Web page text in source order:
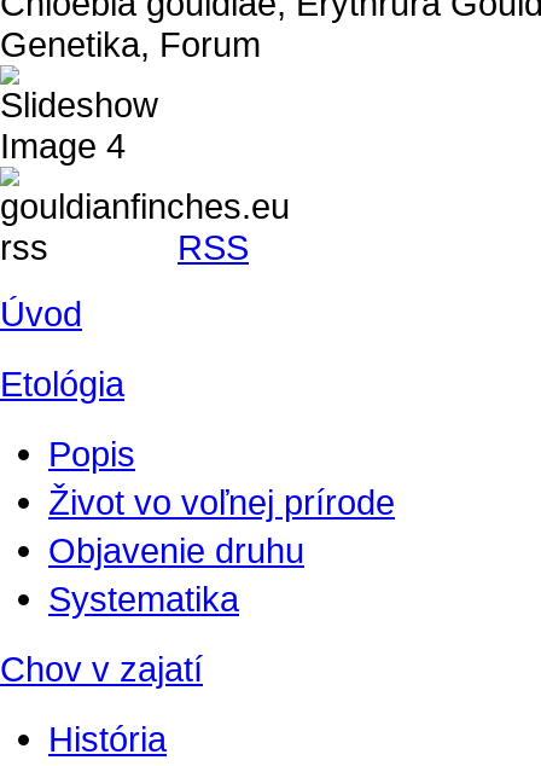
RSS
Úvod
Etológia
Popis
Život vo voľnej prírode
Objavenie druhu
Systematika
Chov v zajatí
História